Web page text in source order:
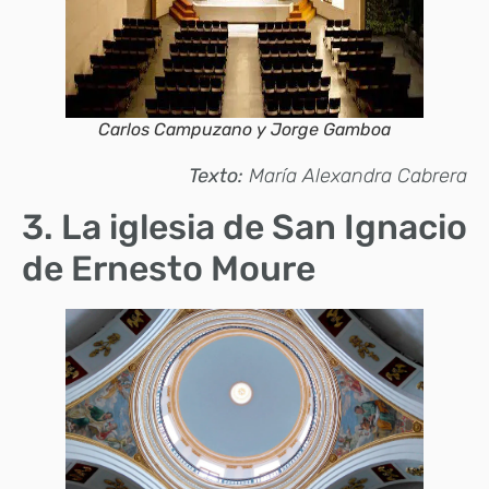
Carlos Campuzano y Jorge Gamboa
Texto: María Alexandra Cabrera
3. La iglesia de San Ignacio
de Ernesto Moure